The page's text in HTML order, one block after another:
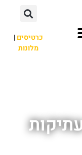
כרטיסים|
מלונות